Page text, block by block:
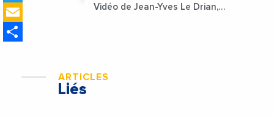
Vidéo de Jean-Yves Le Drian,
ARTICLES
Liés